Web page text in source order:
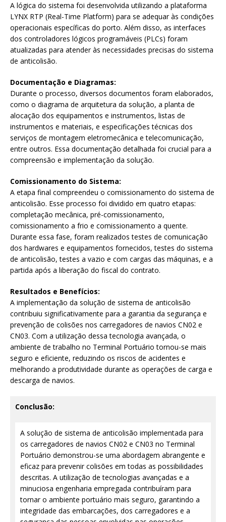
A lógica do sistema foi desenvolvida utilizando a plataforma
LYNX RTP (Real-Time Platform) para se adequar às condições
operacionais específicas do porto. Além disso, as interfaces
dos controladores lógicos programáveis (PLCs) foram
atualizadas para atender às necessidades precisas do sistema
de anticolisão.
Documentação e Diagramas:
Durante o processo, diversos documentos foram elaborados,
como o diagrama de arquitetura da solução, a planta de
alocação dos equipamentos e instrumentos, listas de
instrumentos e materiais, e especificações técnicas dos
serviços de montagem eletromecânica e telecomunicação,
entre outros. Essa documentação detalhada foi crucial para a
compreensão e implementação da solução.
Comissionamento do Sistema:
A etapa final compreendeu o comissionamento do sistema de
anticolisão. Esse processo foi dividido em quatro etapas:
completação mecânica, pré-comissionamento,
comissionamento a frio e comissionamento a quente.
Durante essa fase, foram realizados testes de comunicação
dos hardwares e equipamentos fornecidos, testes do sistema
de anticolisão, testes a vazio e com cargas das máquinas, e a
partida após a liberação do fiscal do contrato.
Resultados e Benefícios:
A implementação da solução de sistema de anticolisão
contribuiu significativamente para a garantia da segurança e
prevenção de colisões nos carregadores de navios CN02 e
CN03. Com a utilização dessa tecnologia avançada, o
ambiente de trabalho no Terminal Portuário tornou-se mais
seguro e eficiente, reduzindo os riscos de acidentes e
melhorando a produtividade durante as operações de carga e
descarga de navios.
Conclusão:
A solução de sistema de anticolisão implementada para
os carregadores de navios CN02 e CN03 no Terminal
Portuário demonstrou-se uma abordagem abrangente e
eficaz para prevenir colisões em todas as possibilidades
descritas. A utilização de tecnologias avançadas e a
minuciosa engenharia empregada contribuíram para
tornar o ambiente portuário mais seguro, garantindo a
integridade das embarcações, dos carregadores e a